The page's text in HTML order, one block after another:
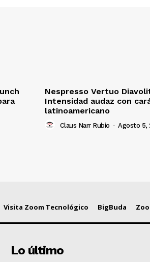
Nespresso Vertuo
Intensidad audaz con
latinoamericano
Claus Narr Rubio - Agosto 5,
Visita Zoom Tecnológico BigBuda
Lo último